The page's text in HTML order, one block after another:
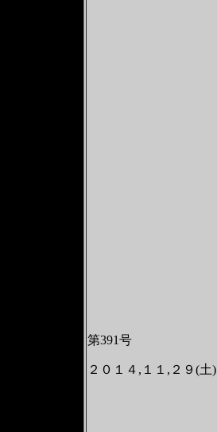
第391号
２０１４,１１,２９(土)